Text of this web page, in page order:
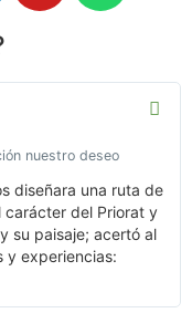
nuestro deseo
diseñara una ruta de
del Priorat y
su paisaje; acertó al
y experiencias: